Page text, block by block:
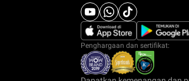
Penghargaan dan sertifikat: